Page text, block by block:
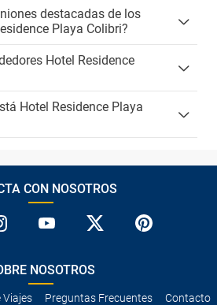
destacadas de los
Playa Colibri?
Hotel Residence
Hotel Residence Playa
CON NOSOTROS
NOSOTROS
Viajes Preguntas Frecuentes
Contacto